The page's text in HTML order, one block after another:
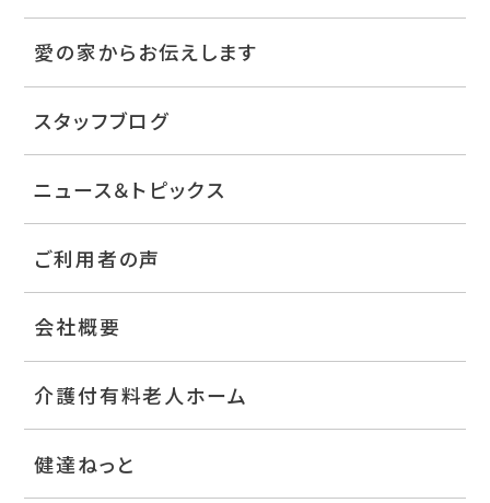
愛の家からお伝えします
スタッフブログ
ニュース＆トピックス
ご利用者の声
会社概要
介護付有料老人ホーム
健達ねっと